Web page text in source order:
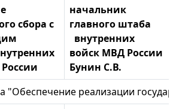
сбора с
начальник
главного штаба
внутренних
войск МВД России
Бунин С.В.
"Обеспечение реализации